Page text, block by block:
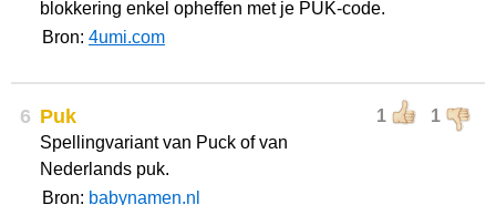
blokkering enkel opheffen met je PUK-code.
Bron: 4umi.com
6 1 1
Puk
Spellingvariant van Puck of van
Nederlands puk.
Bron: babynamen.nl